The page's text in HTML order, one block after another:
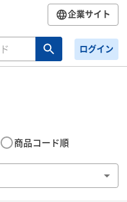
企業サイト
ログイン
商品コード順